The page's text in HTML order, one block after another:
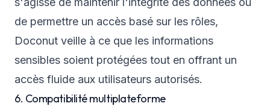
de permettre un accès basé sur les rôles,
Doconut veille à ce que les informations
sensibles soient protégées tout en offrant un
accès fluide aux utilisateurs autorisés.
6. Compatibilité multiplateforme